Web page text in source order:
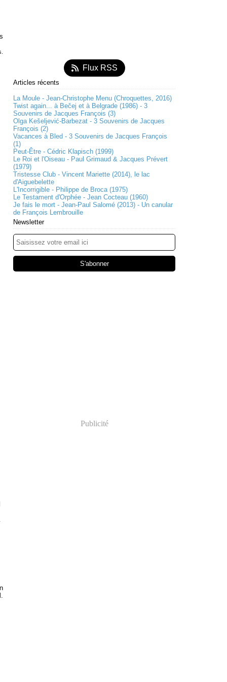
.
Flux RSS
Articles récents
La Moule - Jean-Christophe Menu (Chroquettes, 2016)
Twist again... à Bečej et à Belgrade (1986) - 3
Souvenirs de Jacques François (3)
Olga Kešeljević-Barbezat - 3 Souvenirs de Jacques
François (2)
Vacances à Bled - 3 Souvenirs de Jacques François
(1)
Peut-Être - Cédric Klapisch (1999)
Le Roi et l'Oiseau - Paul Grimaud & Jacques Prévert
(1979)
Tristesse Club - Vincent Mariette (2014), le lac
d'Aiguebelette
L'Incorrigible - Philippe de Broca (1975)
Le Testament d'Orphée - Jean Cocteau (1960)
Je fais le mort - Jean-Paul Salomé (2013) - Un canular
de François Lembrouille
Newsletter
Publicité